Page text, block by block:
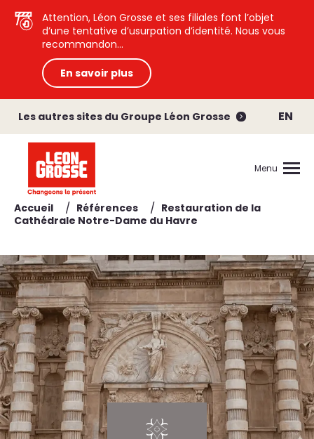
Attention, Léon Grosse et ses filiales font l’objet
d’une tentative d’usurpation d’identité. Nous vous
recommandon...
En savoir plus
Les autres sites du Groupe Léon Grosse EN
Menu
Accueil / Références / Restauration de la
Cathédrale Notre-Dame du Havre